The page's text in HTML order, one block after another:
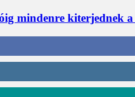
mindenre kiterjednek a